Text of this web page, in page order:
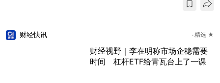
财经快讯 精选 ★
财经视野｜李在明称市场企稳需要
时间 杠杆ETF给青瓦台上了一课